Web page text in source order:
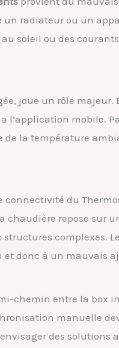
un radiateur ou un
soleil ou des
joue un rôle majeur.
l’application mobile.
la température
connectivité du
repose sur
complexes.
donc à un mauvais
chemin entre la box
manuelle
des